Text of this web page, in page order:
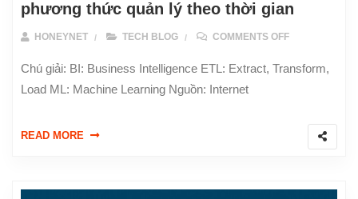
phương thức quản lý theo thời gian
HONEYNET TECH BLOG COMMENTS OFF
Chú giải: BI: Business Intelligence ETL: Extract, Transform,
Load ML: Machine Learning Nguồn: Internet
READ MORE